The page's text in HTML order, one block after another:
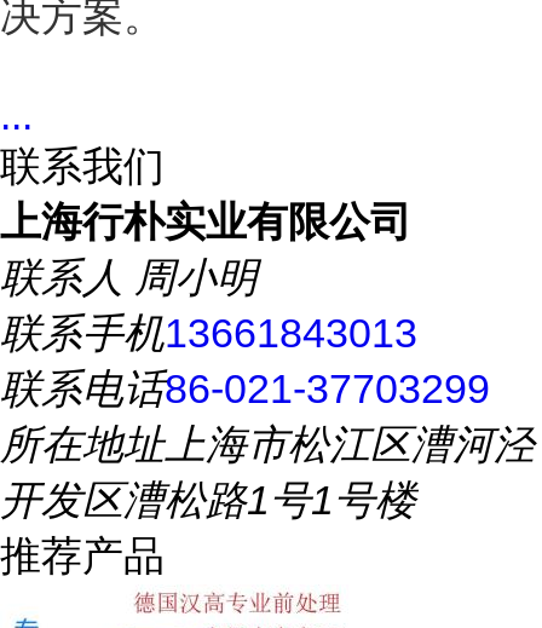
决方案。
...
联系我们
上海行朴实业有限公司
联系人 周小明
联系手机13661843013
联系电话86-021-37703299
所在地址上海市松江区漕河泾
开发区漕松路1号1号楼
推荐产品